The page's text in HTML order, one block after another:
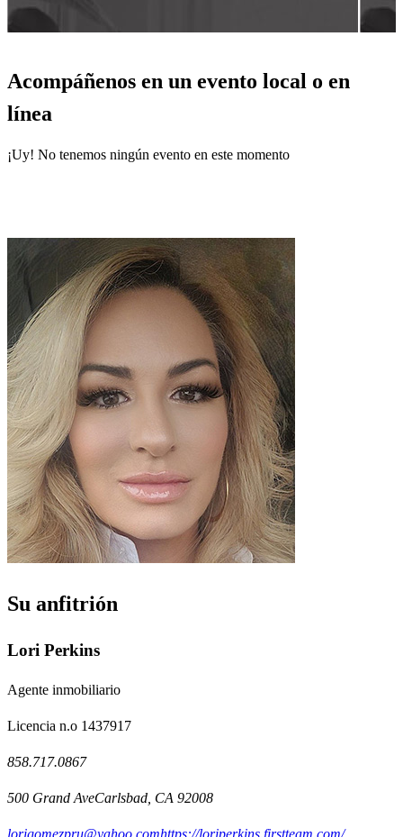
Acompáñenos en un evento local o en
línea
¡Uy! No tenemos ningún evento en este momento
Su anfitrión
Lori Perkins
Agente inmobiliario
Licencia n.o 1437917
858.717.0867
500 Grand AveCarlsbad, CA 92008